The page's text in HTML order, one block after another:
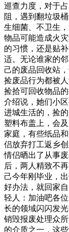
巡查力度，对于
阻，遇到翻垃圾
生细菌、不卫生
物品可能造成火
的习惯，还是贴
适。无论谁家的
己的废品回收站
捡废品行为都被
捡拾可回收物品
介绍说，她们小
进城生活的，捡
塑料布盖上，会
家庭，有些纸品
侣放弃打工返乡
情侣晒出了从事
后，两人精致不
己今年刚毕业，
好办法，就回家
轻人：加油吧各
长的领域闪闪发
销毁报废处理众
的介质之一，这